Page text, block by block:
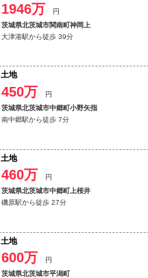
1946万
円
茨城県北茨城市関南町神岡上
大津港駅から徒歩 39分
土地
450万
円
茨城県北茨城市中郷町小野矢指
南中郷駅から徒歩 7分
土地
460万
円
茨城県北茨城市中郷町上桜井
磯原駅から徒歩 27分
土地
600万
円
茨城県北茨城市平潟町